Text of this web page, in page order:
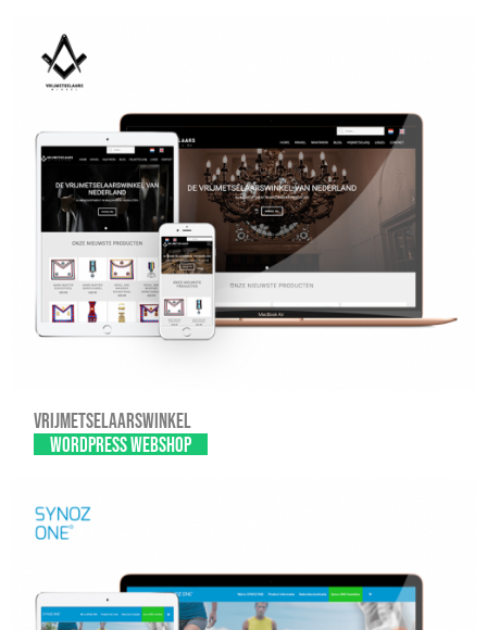
Vrijmetselaarswinkel
WordPress webshop